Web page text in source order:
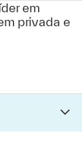
em
privada e